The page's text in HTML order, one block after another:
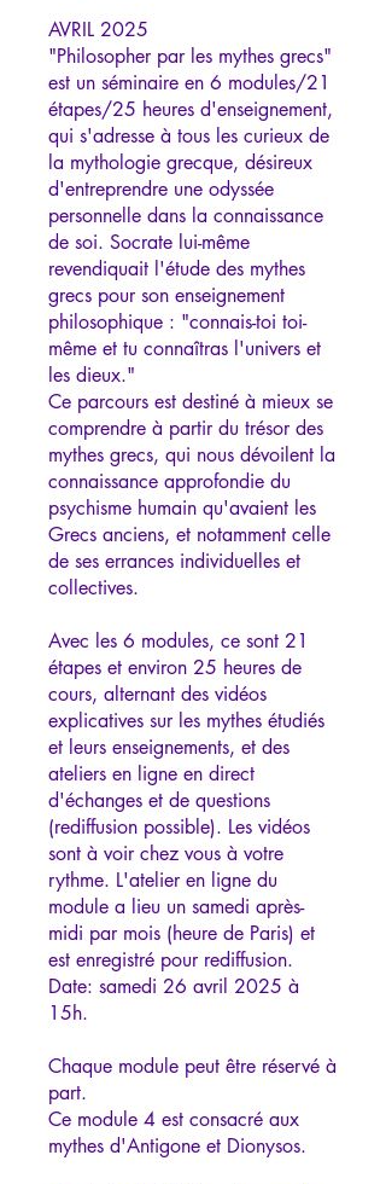
AVRIL 2025
"Philosopher par les mythes grecs"
est un séminaire en 6 modules/21
étapes/25 heures d'enseignement,
qui s'adresse à tous les curieux de
la mythologie grecque, désireux
d'entreprendre une odyssée
personnelle dans la connaissance
de soi. Socrate lui-même
revendiquait l'étude des mythes
grecs pour son enseignement
philosophique : "connais-toi toi-
même et tu connaîtras l'univers et
les dieux."
Ce parcours est destiné à mieux se
comprendre à partir du trésor des
mythes grecs, qui nous dévoilent la
connaissance approfondie du
psychisme humain qu'avaient les
Grecs anciens, et notamment celle
de ses errances individuelles et
collectives.
Avec les 6 modules, ce sont 21
étapes et environ 25 heures de
cours, alternant des vidéos
explicatives sur les mythes étudiés
et leurs enseignements, et des
ateliers en ligne en direct
d'échanges et de questions
(rediffusion possible). Les vidéos
sont à voir chez vous à votre
rythme. L'atelier en ligne du
module a lieu un samedi après-
midi par mois (heure de Paris) et
est enregistré pour rediffusion.
Date: samedi 26 avril 2025 à
15h.
Chaque module peut être réservé à
part.
Ce module 4 est consacré aux
mythes d'Antigone et Dionysos.